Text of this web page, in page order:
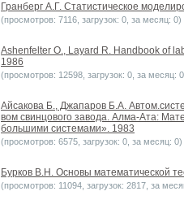
Гранберг А.Г. Статистическое
(просмотров: 7116, загрузок: 0, за месяц: 0)
Ashenfelter O., Layard R. Handbook of
1986
(просмотров: 12598, загрузок: 0, за месяц:
Айсакова Б., Джапаров Б.А.
вом свинцового завода. Алма-Ата:
большими системами». 1983
(просмотров: 6575, загрузок: 0, за месяц: 0)
Бурков В.Н. Основы математической
(просмотров: 11094, загрузок: 2817, за